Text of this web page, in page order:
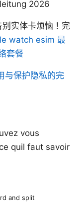
2026
实体卡烦恼！完
watch esim 最
套餐
与保护隐私的完
vous
quil faut savoir
and split